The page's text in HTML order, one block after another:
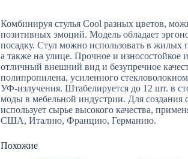
Комбинируя стулья Cool разных цветов,
позитивных эмоций. Модель обладает
посадку. Стул можно использовать в жилых
а также на улице. Прочное и
отличный внешний вид и безупречное
полипропилена, усиленного
УФ-излучения. Штабелируется до 12 шт. в
моды в мебельной индустрии. Для
использует сырье высокого качества,
США, Италию, Францию, Германию.
Похожие